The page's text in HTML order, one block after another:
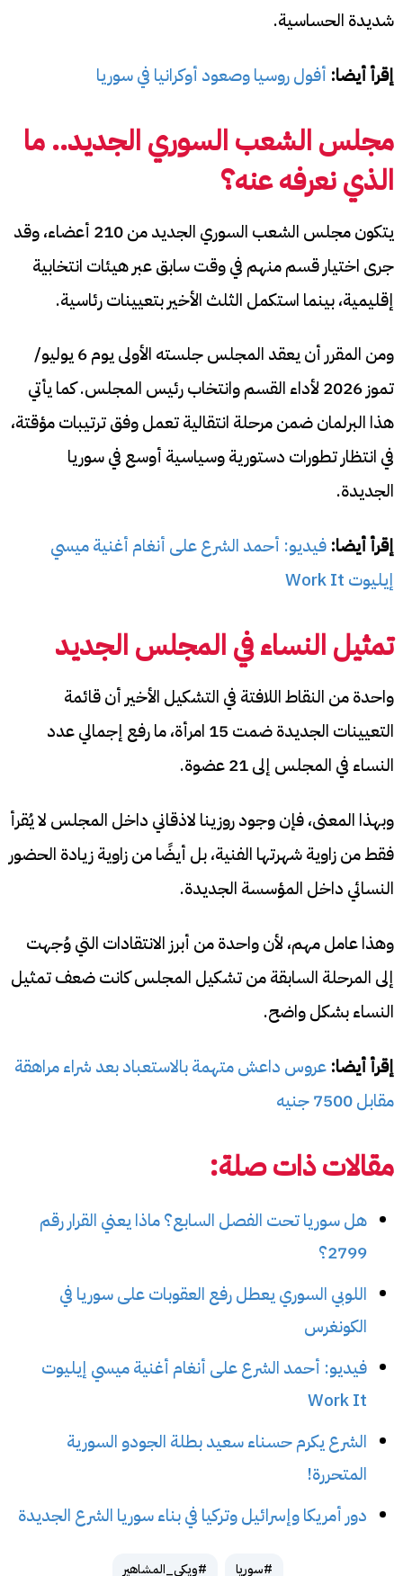
شديدة الحساسية.
إقرأ أيضا: أفول روسيا وصعود أوكرانيا في سوريا
مجلس الشعب السوري الجديد.. ما
الذي نعرفه عنه؟
يتكون مجلس الشعب السوري الجديد من 210 أعضاء، وقد
جرى اختيار قسم منهم في وقت سابق عبر هيئات انتخابية
إقليمية، بينما استكمل الثلث الأخير بتعيينات رئاسية.
ومن المقرر أن يعقد المجلس جلسته الأولى يوم 6 يوليو/
تموز 2026 لأداء القسم وانتخاب رئيس المجلس. كما يأتي
هذا البرلمان ضمن مرحلة انتقالية تعمل وفق ترتيبات مؤقتة،
في انتظار تطورات دستورية وسياسية أوسع في سوريا
الجديدة.
إقرأ أيضا: فيديو: أحمد الشرع على أنغام أغنية ميسي
إيليوت Work It
تمثيل النساء في المجلس الجديد
واحدة من النقاط اللافتة في التشكيل الأخير أن قائمة
التعيينات الجديدة ضمت 15 امرأة، ما رفع إجمالي عدد
النساء في المجلس إلى 21 عضوة.
وبهذا المعنى، فإن وجود روزينا لاذقاني داخل المجلس لا يُقرأ
فقط من زاوية شهرتها الفنية، بل أيضًا من زاوية زيادة الحضور
النسائي داخل المؤسسة الجديدة.
وهذا عامل مهم، لأن واحدة من أبرز الانتقادات التي وُجهت
إلى المرحلة السابقة من تشكيل المجلس كانت ضعف تمثيل
النساء بشكل واضح.
إقرأ أيضا: عروس داعش متهمة بالاستعباد بعد شراء مراهقة
مقابل 7500 جنيه
مقالات ذات صلة:
هل سوريا تحت الفصل السابع؟ ماذا يعني القرار رقم
2799؟
اللوبي السوري يعطل رفع العقوبات على سوريا في
الكونغرس
فيديو: أحمد الشرع على أنغام أغنية ميسي إيليوت
Work It
الشرع يكرم حسناء سعيد بطلة الجودو السورية
المتحررة!
دور أمريكا وإسرائيل وتركيا في بناء سوريا الشرع الجديدة
#سوريا #ويكي_المشاهير